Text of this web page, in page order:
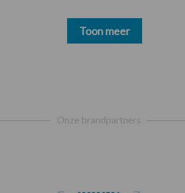
Toon meer
Onze brandpartners